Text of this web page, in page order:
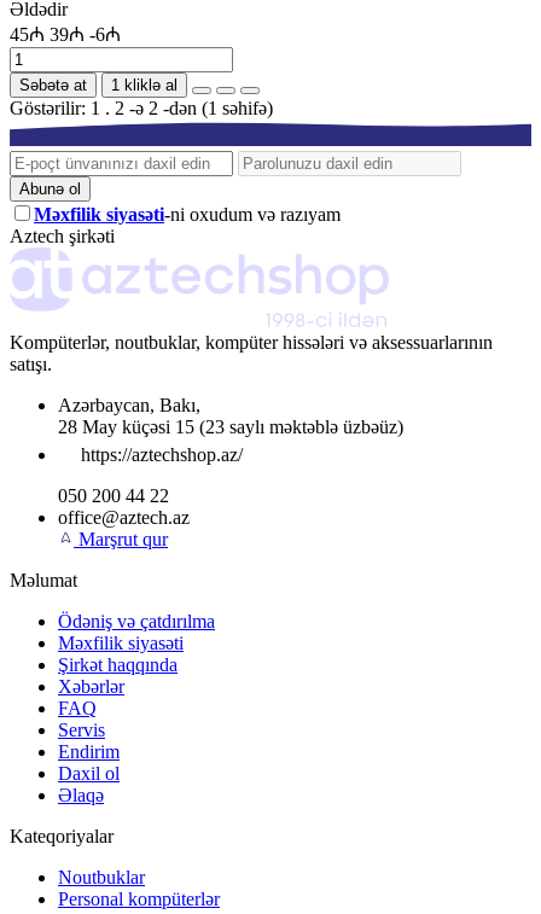
Əldədir
45₼ 39₼ -6₼
Səbətə at 1 kliklə al
Göstərilir: 1 . 2 -ə 2 -dən (1 səhifə)
Abunə ol
Məxfilik siyasəti-ni oxudum və razıyam
Aztech şirkəti
Kompüterlər, noutbuklar, kompüter hissələri və aksessuarlarının
satışı.
Azərbaycan, Bakı,
28 May küçəsi 15 (23 saylı məktəblə üzbəüz)
https://aztechshop.az/
050 200 44 22
office@aztech.az
Marşrut qur
Məlumat
Ödəniş və çatdırılma
Məxfilik siyasəti
Şirkət haqqında
Xəbərlər
FAQ
Servis
Endirim
Daxil ol
Əlaqə
Kateqoriyalar
Noutbuklar
Personal kompüterlər